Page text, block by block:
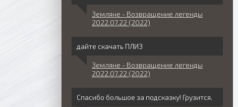
Земляне - Возвращение легенды
2022.07.22 (2022)
дайте скачать ПЛИЗ
Земляне - Возвращение легенды
2022.07.22 (2022)
Спасибо большое за подсказку! Грузится.